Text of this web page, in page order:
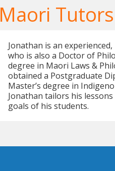
Maori Tutors
Jonathan is an
who is also a Doctor of
degree in Maori Laws &
obtained a Postgraduate
Master’s degree in
Jonathan tailors his
goals of his students.